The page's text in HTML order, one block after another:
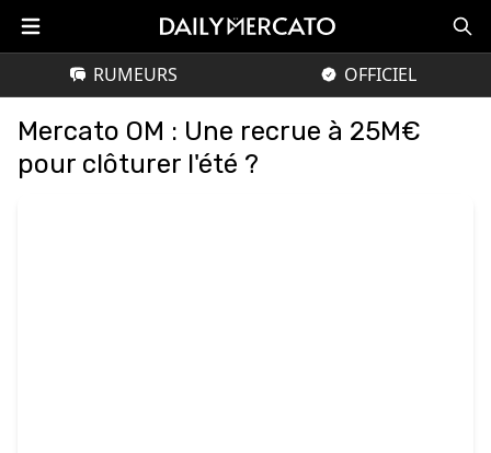
RUMEURS OFFICIEL
Mercato OM : Une recrue à 25M€
pour clôturer l'été ?